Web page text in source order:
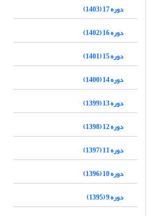
دوره 17 (1403)
دوره 16 (1402)
دوره 15 (1401)
دوره 14 (1400)
دوره 13 (1399)
دوره 12 (1398)
دوره 11 (1397)
دوره 10 (1396)
دوره 9 (1395)